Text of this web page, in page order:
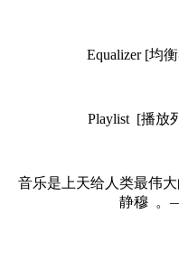
Equalizer [
Playlist [播
音乐是上天给人类最伟
静穆 。